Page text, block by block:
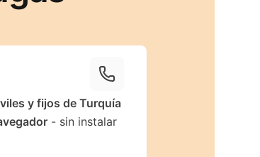
y fijos de Turquía
- sin instalar